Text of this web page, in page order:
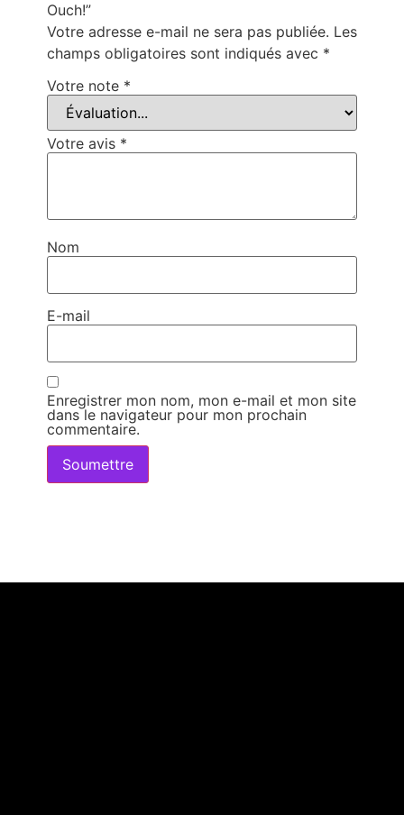
Ouch!”
Votre adresse e-mail ne sera pas publiée. Les
champs obligatoires sont indiqués avec *
Votre note *
Votre avis *
Nom
E-mail
Enregistrer mon nom, mon e-mail et mon site
dans le navigateur pour mon prochain
commentaire.